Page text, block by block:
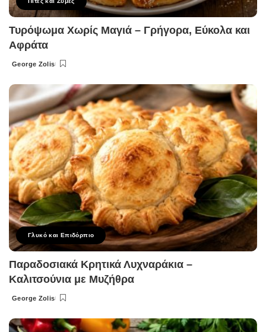
Τυρόψωμα Χωρίς Μαγιά – Γρήγορα, Εύκολα και
Αφράτα
Posted
George Zolis
Γλυκό και Επιδόρπιο
Παραδοσιακά Κρητικά Λυχναράκια –
Καλιτσούνια με Μυζήθρα
Posted
George Zolis